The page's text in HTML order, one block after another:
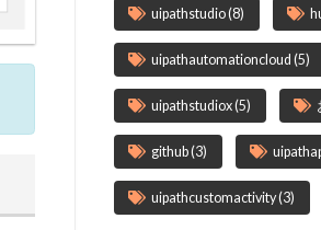
uipathstudio(8)
uipathautomationcloud(5)
uipathstudiox(5)
github(3)
uipathcustomactivity(3)